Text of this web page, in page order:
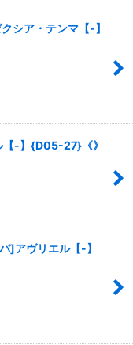
シア・テンマ【-】
-】{D05-27}《》
]アヴリエル【-】